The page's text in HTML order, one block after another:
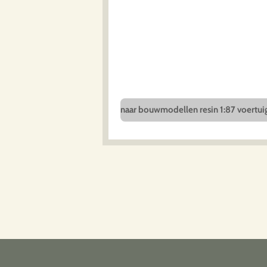
naar bouwmodellen resin 1:87